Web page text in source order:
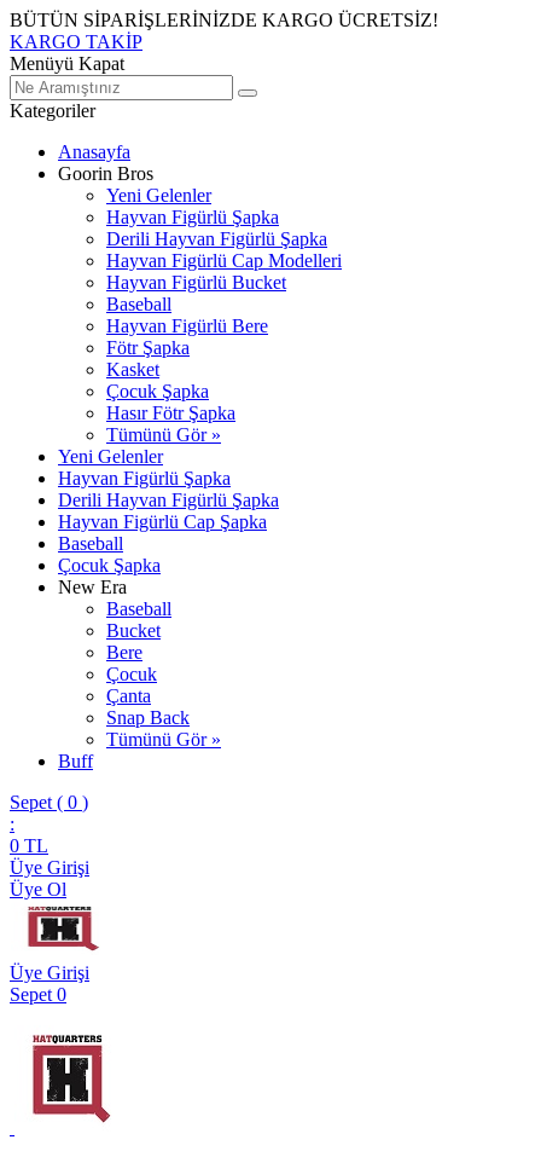
BÜTÜN SİPARİŞLERİNİZDE KARGO ÜCRETSİZ!
KARGO TAKİP
Menüyü Kapat
Kategoriler
Anasayfa
Goorin Bros
Yeni Gelenler
Hayvan Figürlü Şapka
Derili Hayvan Figürlü Şapka
Hayvan Figürlü Cap Modelleri
Hayvan Figürlü Bucket
Baseball
Hayvan Figürlü Bere
Fötr Şapka
Kasket
Çocuk Şapka
Hasır Fötr Şapka
Tümünü Gör »
Yeni Gelenler
Hayvan Figürlü Şapka
Derili Hayvan Figürlü Şapka
Hayvan Figürlü Cap Şapka
Baseball
Çocuk Şapka
New Era
Baseball
Bucket
Bere
Çocuk
Çanta
Snap Back
Tümünü Gör »
Buff
Sepet ( 0 )
:
0 TL
Üye Girişi
Üye Ol
Üye Girişi
Sepet 0